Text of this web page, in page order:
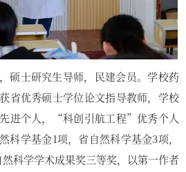
硕士研究生导师，民建会员。学校药
省优秀硕士学位论文指导教师，学校
进个人，“科创引航工程”优秀个人
科学基金1项，省自然科学基金3项，
科学学术成果奖三等奖，以第一作者